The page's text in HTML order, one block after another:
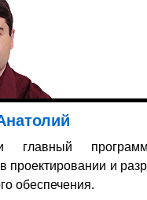
главный
проектировании и
обеспечения.